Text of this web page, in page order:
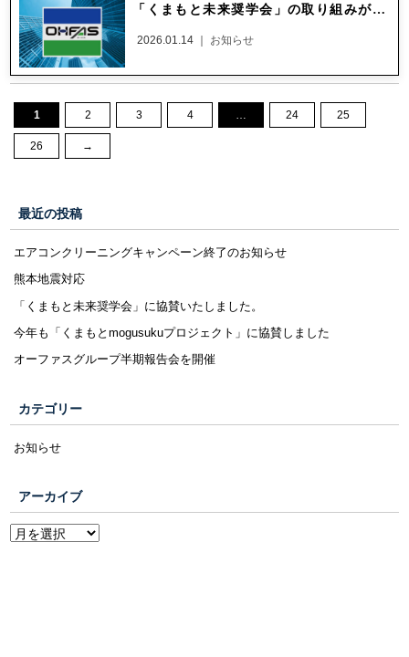
「くまもと未来奨学会」の取り組みが、 くまもとSDGsアワードに入賞されました
2026.01.14 ｜ お知らせ
1 2 3 4 24 25
26 →
最近の投稿
エアコンクリーニングキャンペーン終了のお知らせ
熊本地震対応
「くまもと未来奨学会」に協賛いたしました。
今年も「くまもとmogusukuプロジェクト」に協賛しました
オーファスグループ半期報告会を開催
カテゴリー
お知らせ
アーカイブ